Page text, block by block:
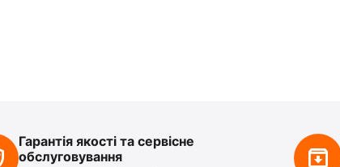
Гарантія якості та сервісне
обслуговування